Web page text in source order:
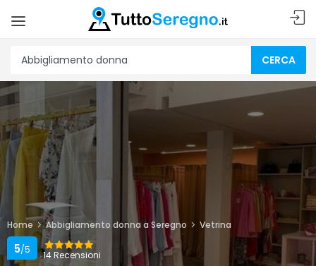
CERCA
Home Abbigliamento donna a Seregno Vetrina
14 Recensioni
5/5